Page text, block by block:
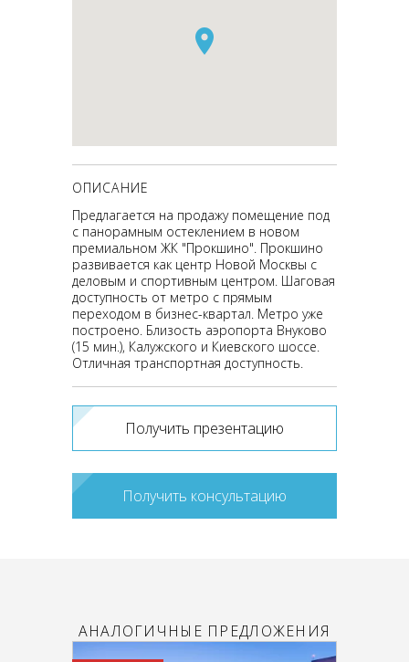
ОПИСАНИЕ
Предлагается на продажу помещение под
с панорамным остеклением в новом
премиальном ЖК "Прокшино". Прокшино
развивается как центр Новой Москвы с
деловым и спортивным центром. Шаговая
доступность от метро с прямым
переходом в бизнес-квартал. Метро уже
построено. Близость аэропорта Внуково
(15 мин.), Калужского и Киевского шоссе.
Отличная транспортная доступность.
Получить презентацию
Получить консультацию
АНАЛОГИЧНЫЕ ПРЕДЛОЖЕНИЯ